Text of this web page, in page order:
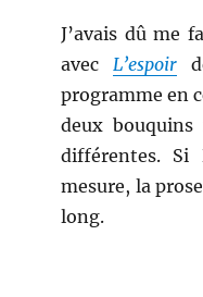
J’avais dû me
avec L’espoir
programme en
deux
différentes. Si
mesure, la
long.